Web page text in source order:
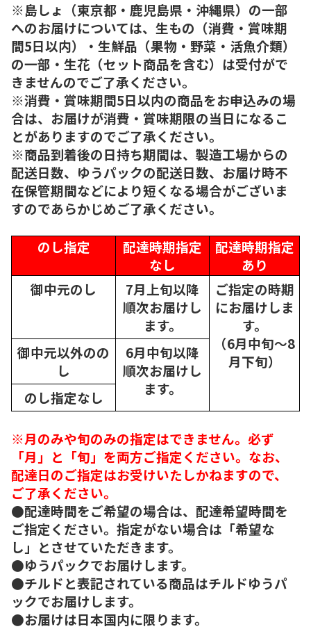
※島しょ（東京都・鹿児島県・沖縄県）の一部
へのお届けについては、生もの（消費・賞味期
間5日以内）・生鮮品（果物・野菜・活魚介類）
の一部・生花（セット商品を含む）は受付がで
きませんのでご了承ください。
※消費・賞味期間5日以内の商品をお申込みの場
合は、お届けが消費・賞味期限の当日になるこ
とがありますのでご了承ください。
※商品到着後の日持ち期間は、製造工場からの
配送日数、ゆうパックの配送日数、お届け時不
在保管期間などにより短くなる場合がございま
すのであらかじめご了承ください。
のし指定
配達時期指定
なし
配達時期指定
あり
御中元のし
7月上旬以降
順次お届けし
ます。
ご指定の時期
にお届けしま
す。
（6月中旬～8
月下旬）
御中元以外のの
し
6月中旬以降
順次お届けし
ます。
のし指定なし
※月のみや旬のみの指定はできません。必ず
「月」と「旬」を両方ご指定ください。なお、
配達日のご指定はお受けいたしかねますので、
ご了承ください。
●配達時間をご希望の場合は、配達希望時間を
ご指定ください。指定がない場合は「希望な
し」とさせていただきます。
●ゆうパックでお届けします。
●チルドと表記されている商品はチルドゆうパ
ックでお届けします。
●お届けは日本国内に限ります。